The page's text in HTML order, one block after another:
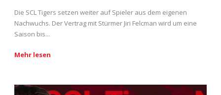
Die SCL Tigers setzen weiter auf Spieler aus dem eigenen
Nachwuchs. Der Vertrag mit Stürmer Jiri Felcman wird um eine
Saison bis...
Mehr lesen